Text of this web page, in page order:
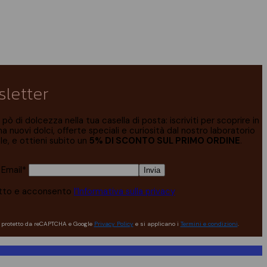
pò di dolcezza nella tua casella di posta: iscriviti per scoprire in
nuovi dolci, offerte speciali e curiosità dal nostro laboratorio
e ottieni subito un 5% DI SCONTO SUL PRIMO ORDINE.
e acconsento l’Informativa sulla privacy
da reCAPTCHA e Google Privacy Policy e si applicano i Termini e condizioni.